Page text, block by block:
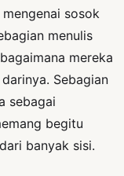
sosok
menulis
mereka
Sebagian
sebagai
begitu
banyak sisi.